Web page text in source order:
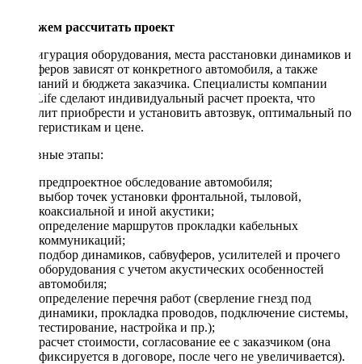
Поможем рассчитать проект
Конфигурация оборудования, места расстановки динамиков и
сабвуферов зависят от конкретного автомобиля, а также
пожеланий и бюджета заказчика. Специалисты компании
DriveLife сделают индивидуальный расчет проекта, что
позволит приобрести и установить автозвук, оптимальный по
характеристикам и цене.
Основные этапы:
предпроектное обследование автомобиля;
выбор точек установки фронтальной, тыловой,
коаксиальной и иной акустики;
определение маршрутов прокладки кабельных
коммуникаций;
подбор динамиков, сабвуферов, усилителей и прочего
оборудования с учетом акустических особенностей
автомобиля;
определение перечня работ (сверление гнезд под
динамики, прокладка проводов, подключение системы,
тестирование, настройка и пр.);
расчет стоимости, согласование ее с заказчиком (она
фиксируется в договоре, после чего не увеличивается).